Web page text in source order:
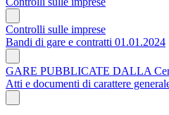
Controlli sulle imprese
Bandi di gare e contratti 01.01.2024
GARE PUBBLICATE DALLA
Atti e documenti di carattere